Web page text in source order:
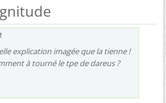
explication imagée que la tienne !
à tourné le tpe de dareus ?